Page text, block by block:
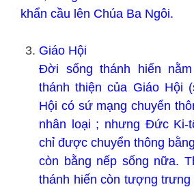
khẩn cầu lên Chúa Ba Ngôi.
Giáo Hội
Đời sống thánh hiến
thánh thiện của Giáo Hội
Hội có sứ mạng chuyển
nhân loại ; nhưng Đức Ki-
chỉ được chuyển thông
còn bằng nếp sống nữa.
thánh hiến còn tượng